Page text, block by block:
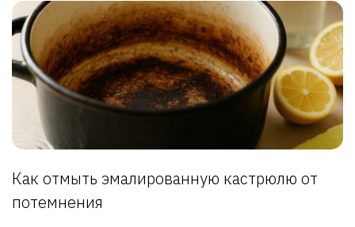
Как отмыть эмалированную кастрюлю от
потемнения